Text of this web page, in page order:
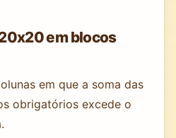
em blocos
em que a soma das
obrigatórios excede o